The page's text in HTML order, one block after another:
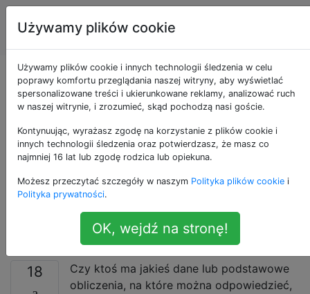
Administratorzy
serwerów
Jakie obciążenia
sieciowe wymagają
odpytywania karty
sieciowej a
przerwań?
18
Czy ktoś ma jakieś dane lub podstawowe
obliczenia, na które można odpowiedzieć,
Używamy plików cookie
Używamy plików cookie i innych technologii śledzenia w celu
poprawy komfortu przeglądania naszej witryny, aby wyświetlać
spersonalizowane treści i ukierunkowane reklamy, analizować ruch
w naszej witrynie, i zrozumieć, skąd pochodzą nasi goście.
Kontynuując, wyrażasz zgodę na korzystanie z plików cookie i
innych technologii śledzenia oraz potwierdzasz, że masz co
najmniej 16 lat lub zgodę rodzica lub opiekuna.
Możesz przeczytać szczegóły w naszym Polityka plików cookie i
Polityka prywatności.
OK, wejdź na stronę!